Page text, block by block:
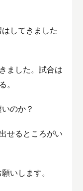
してきました
ました。試合は
。
のか？
せるところがい
いします。